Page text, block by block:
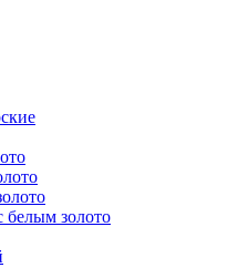
белым золото